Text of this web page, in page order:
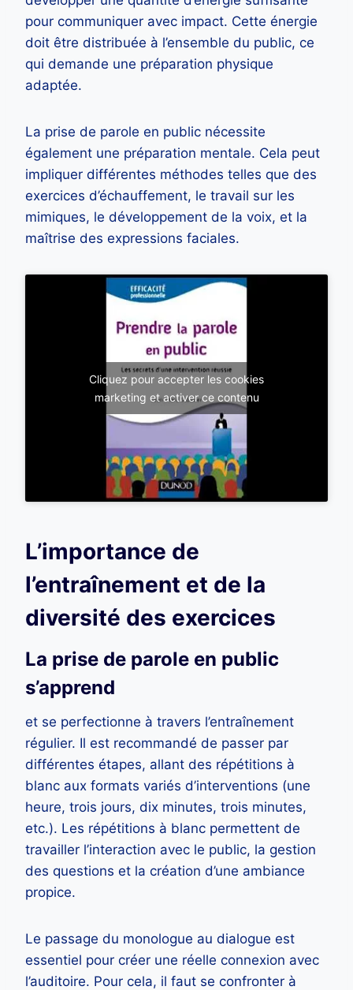
pour communiquer avec impact. Cette énergie
doit être distribuée à l’ensemble du public, ce
qui demande une préparation physique
adaptée.
La prise de parole en public nécessite
également une préparation mentale. Cela peut
impliquer différentes méthodes telles que des
exercices d’échauffement, le travail sur les
mimiques, le développement de la voix, et la
maîtrise des expressions faciales.
Cliquez pour accepter les cookies
marketing et activer ce contenu
L’importance de
l’entraînement et de la
diversité des exercices
La prise de parole en public
s’apprend
et se perfectionne à travers l’entraînement
régulier. Il est recommandé de passer par
différentes étapes, allant des répétitions à
blanc aux formats variés d’interventions (une
heure, trois jours, dix minutes, trois minutes,
etc.). Les répétitions à blanc permettent de
travailler l’interaction avec le public, la gestion
des questions et la création d’une ambiance
propice.
Le passage du monologue au dialogue est
essentiel pour créer une réelle connexion avec
l’auditoire. Pour cela, il faut se confronter à